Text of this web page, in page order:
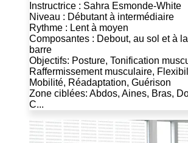
Instructrice : Sahra Esmonde-White
Niveau : Débutant à intermédiaire
Rythme : Lent à moyen
Composantes : Debout, au sol et à la
barre
Objectifs: Posture, Tonification
Raffermissement musculaire,
Mobilité, Réadaptation, Guérison
Zone ciblées: Abdos, Aines, Bras,
C...